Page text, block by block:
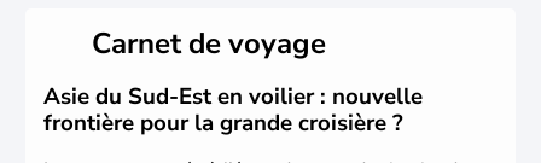
constituent son territoire. C'est l'un des « tigres » de la
région, passant en quelques années de « pays en voie de
développement » à « pays développé », riche de ses 27
millions d'habitants. La religion dominante est l'Islam.
Carnet de voyage
Asie du Sud-Est en voilier : nouvelle
frontière pour la grande croisière ?